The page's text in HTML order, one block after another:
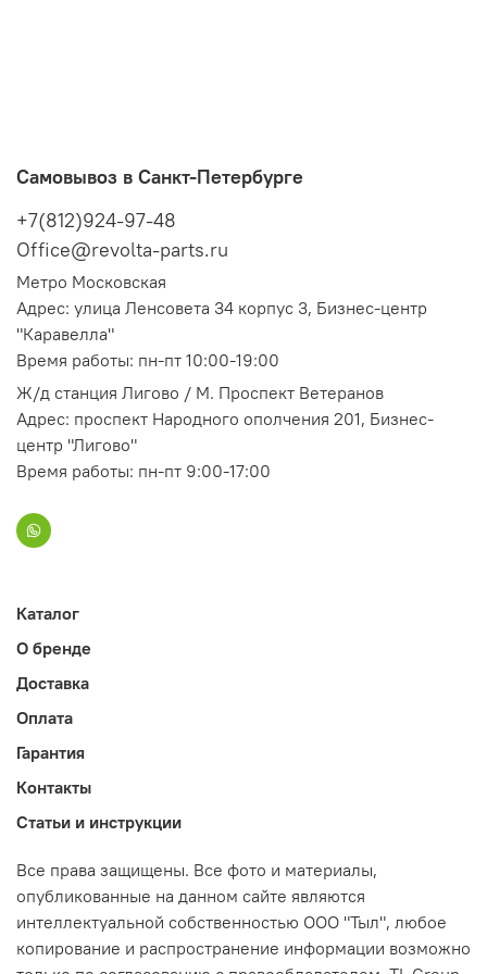
Самовывоз в Санкт-Петербурге
+7(812)924-97-48
Office@revolta-parts.ru
Метро Московская
Адрес: улица Ленсовета 34 корпус 3, Бизнес-центр
"Каравелла"
Время работы: пн-пт 10:00-19:00
Ж/д станция Лигово / М. Проспект Ветеранов
Адрес: проспект Народного ополчения 201, Бизнес-
центр "Лигово"
Время работы: пн-пт 9:00-17:00
Каталог
О бренде
Доставка
Оплата
Гарантия
Контакты
Статьи и инструкции
Все права защищены. Все фото и материалы,
опубликованные на данном сайте являются
интеллектуальной собственностью ООО "Тыл", любое
копирование и распространение информации возможно